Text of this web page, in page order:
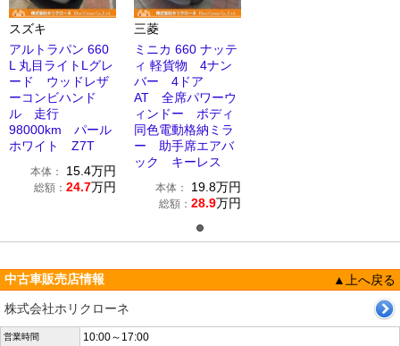
スズキ
アルトラパン 660
L 丸目ライトLグレ
ード ウッドレザ
ーコンビハンド
ル 走行
98000km パール
ホワイト Z7T
本体： 15.4万円
総額： 24.7万円
三菱
ミニカ 660 ナッテ
ィ 軽貨物 4ナン
バー 4ドア
AT 全席パワーウ
ィンドー ボディ
同色電動格納ミラ
ー 助手席エアバ
ック キーレス
本体： 19.8万円
総額： 28.9万円
中古車販売店情報
▲上へ戻る
株式会社ホリクローネ
営業時間 10:00～17:00